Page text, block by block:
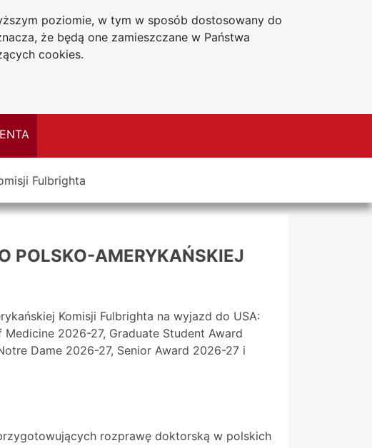
poziomie, w tym w sposób dostosowany do
że będą one zamieszczane w Państwa
cookies.
Deklaracja dostępności
Fulbrighta
POLSKO-AMERYKAŃSKIEJ
Komisji Fulbrighta na wyjazd do USA:
2026-27, Graduate Student Award
Dame 2026-27, Senior Award 2026-27 i
rozprawę doktorską w polskich